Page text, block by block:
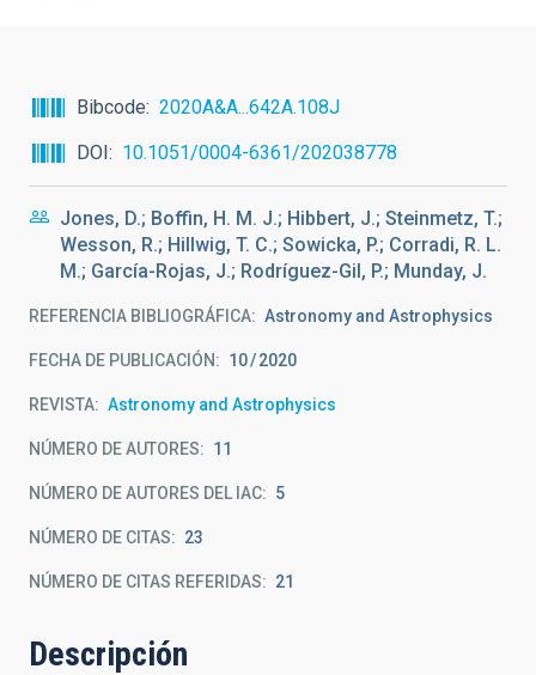
Bibcode
2020A&A...642A.108J
DOI
10.1051/0004-6361/202038778
Jones, D.; Boffin, H. M. J.; Hibbert, J.; Steinmetz, T.;
Wesson, R.; Hillwig, T. C.; Sowicka, P.; Corradi, R. L.
M.; García-Rojas, J.; Rodríguez-Gil, P.; Munday, J.
REFERENCIA BIBLIOGRÁFICA Astronomy and Astrophysics
FECHA DE PUBLICACIÓN: 10 2020
REVISTA Astronomy and Astrophysics
NÚMERO DE AUTORES 11
NÚMERO DE AUTORES DEL IAC 5
NÚMERO DE CITAS 23
NÚMERO DE CITAS REFERIDAS 21
Descripción